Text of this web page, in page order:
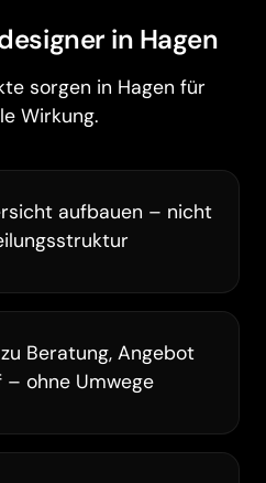
in Hagen
sorgen in Hagen für
Wirkung.
aufbauen – nicht
Beratung, Angebot
– ohne Umwege